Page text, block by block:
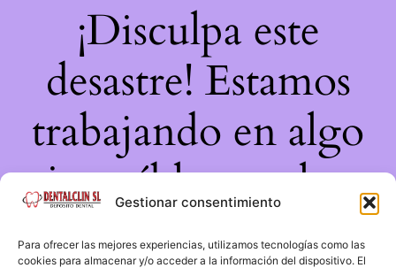
Gestionar consentimiento
Para ofrecer las mejores experiencias, utilizamos tecnologías como las
cookies para almacenar y/o acceder a la información del dispositivo. El
¡Disculpa este
desastre! Estamos
trabajando en algo
increíble, ¡vuelve
pronto!